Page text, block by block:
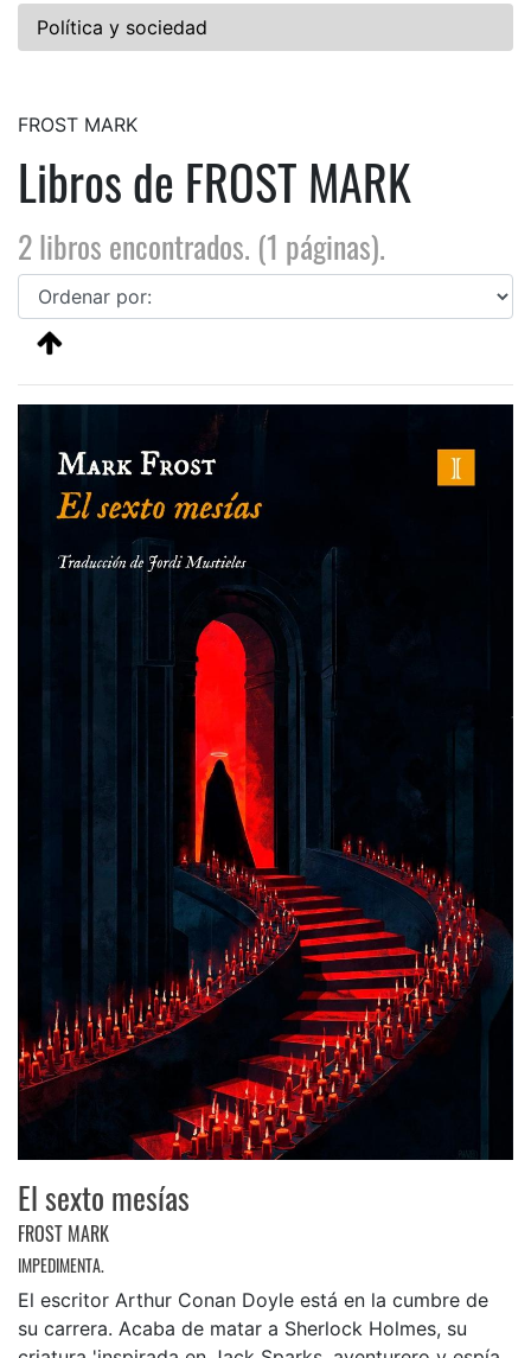
Política y sociedad
FROST MARK
Libros de FROST MARK
2 libros encontrados. (1 páginas).
El sexto mesías
FROST MARK
IMPEDIMENTA.
El escritor Arthur Conan Doyle está en la cumbre de
su carrera. Acaba de matar a Sherlock Holmes, su